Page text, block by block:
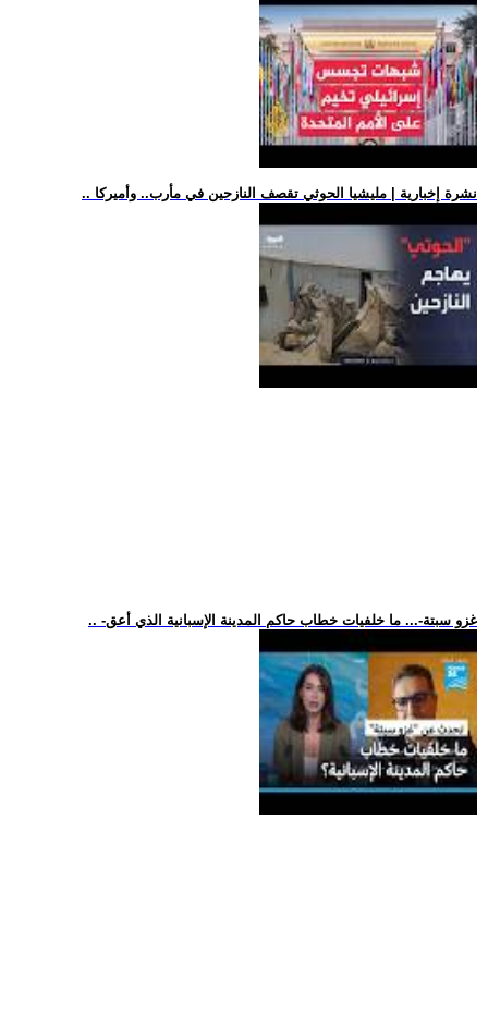
.. نشرة إخبارية | مليشيا الحوثي تقصف النازحين في مأرب.. وأميركا
.. -غزو سبتة-... ما خلفيات خطاب حاكم المدينة الإسبانية الذي أعق